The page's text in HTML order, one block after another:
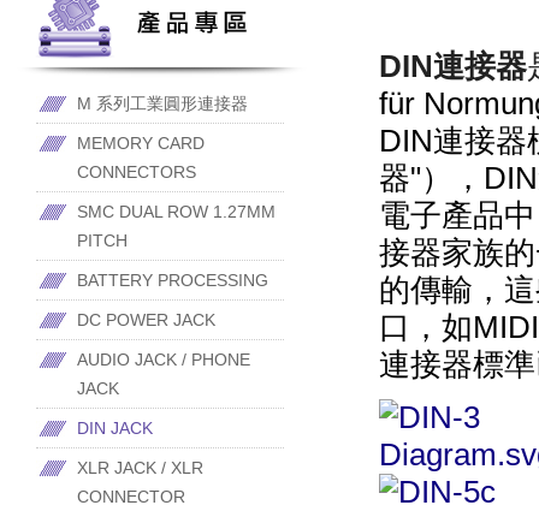
DIN連接器
für
DIN連接器
器"），
電子產品
接器家族
的傳輸，
口，如MIDI
連接器標
M 系列工業圓形連接器
MEMORY CARD
CONNECTORS
SMC DUAL ROW 1.27MM
PITCH
BATTERY PROCESSING
DC POWER JACK
AUDIO JACK / PHONE
JACK
DIN JACK
XLR JACK / XLR
CONNECTOR